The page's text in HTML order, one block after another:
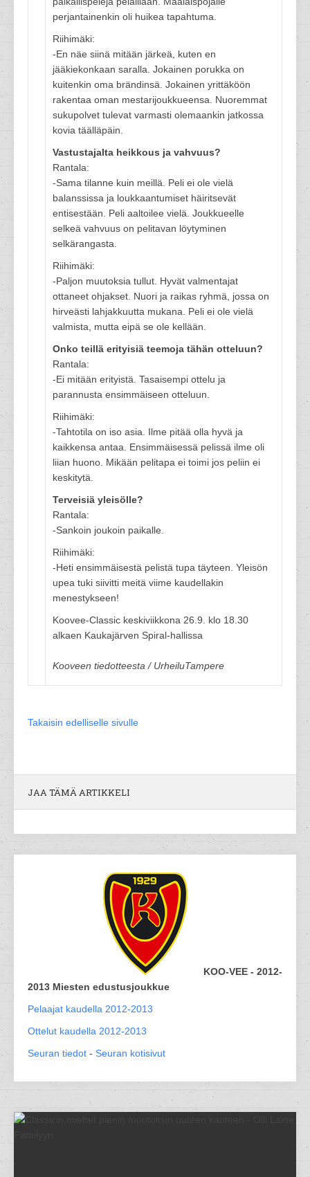
perjantainenkin oli huikea tapahtuma.
Riihimäki:
-En näe siinä mitään järkeä, kuten en
jääkiekonkaan saralla. Jokainen porukka on
kuitenkin oma brändinsä. Jokainen yrittäköön
rakentaa oman mestarijoukkueensa. Nuoremmat
sukupolvet tulevat varmasti olemaankin jatkossa
kovia täälläpäin.
Vastustajalta heikkous ja vahvuus?
Rantala:
-Sama tilanne kuin meillä. Peli ei ole vielä
balanssissa ja loukkaantumiset häiritsevät
entisestään. Peli aaltoilee vielä. Joukkueelle
selkeä vahvuus on pelitavan löytyminen
selkärangasta.
Riihimäki:
-Paljon muutoksia tullut. Hyvät valmentajat
ottaneet ohjakset. Nuori ja raikas ryhmä, jossa on
hirveästi lahjakkuutta mukana. Peli ei ole vielä
valmista, mutta eipä se ole kellään.
Onko teillä erityisiä teemoja tähän otteluun?
Rantala:
-Ei mitään erityistä. Tasaisempi ottelu ja
parannusta ensimmäiseen otteluun.
Riihimäki:
-Tahtotila on iso asia. Ilme pitää olla hyvä ja
kaikkensa antaa. Ensimmäisessä pelissä ilme oli
liian huono. Mikään pelitapa ei toimi jos peliin ei
keskitytä.
Terveisiä yleisölle?
Rantala:
-Sankoin joukoin paikalle.
Riihimäki:
-Heti ensimmäisestä pelistä tupa täyteen. Yleisön
upea tuki siivitti meitä viime kaudellakin
menestykseen!
Koovee-Classic keskiviikkona 26.9. klo 18.30
alkaen Kaukajärven Spiral-hallissa
Kooveen tiedotteesta / UrheiluTampere
Takaisin edelliselle sivulle
JAA TÄMÄ ARTIKKELI
KOO-VEE - 2012-
2013 Miesten edustusjoukkue
Pelaajat kaudella 2012-2013
Ottelut kaudella 2012-2013
Seuran tiedot - Seuran kotisivut